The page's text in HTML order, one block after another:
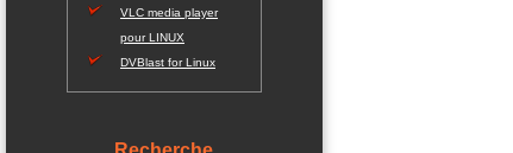
VLC media player
pour LINUX
DVBlast for Linux